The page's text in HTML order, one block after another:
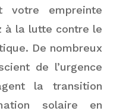
votre empreinte
à la lutte contre le
De nombreux
de l’urgence
la transition
solaire en